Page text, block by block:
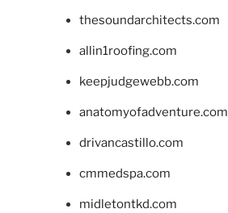
thesoundarchitects.com
allin1roofing.com
keepjudgewebb.com
anatomyofadventure.com
drivancastillo.com
cmmedspa.com
midletontkd.com